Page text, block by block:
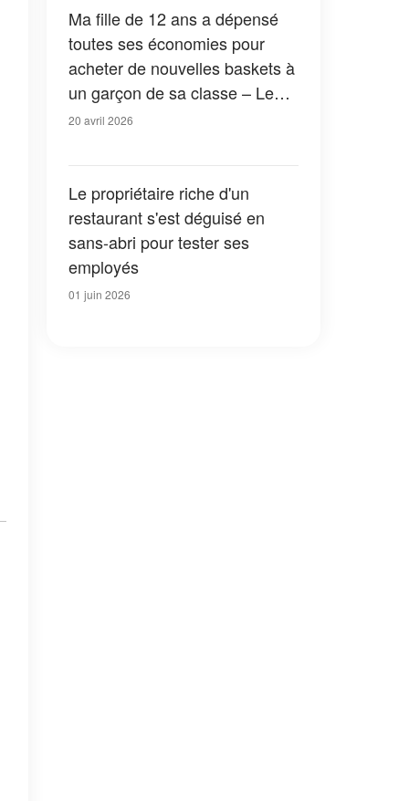
Ma fille de 12 ans a dépensé
toutes ses économies pour
acheter de nouvelles baskets à
un garçon de sa classe – Le
lendemain, le directeur de
20 avril 2026
Le propriétaire riche d'un
restaurant s'est déguisé en
sans-abri pour tester ses
employés
01 juin 2026